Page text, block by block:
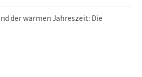
der warmen Jahreszeit: Die